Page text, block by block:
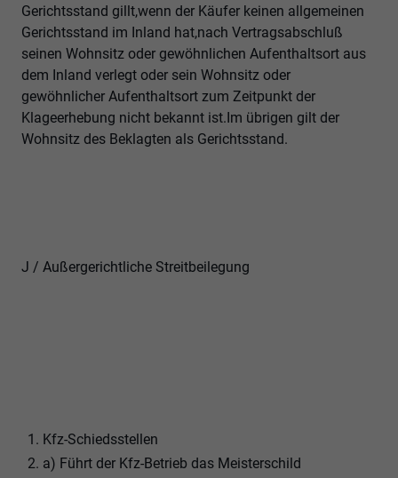
Gerichtsstand gillt,wenn der Käufer keinen allgemeinen
Gerichtsstand im Inland hat,nach Vertragsabschluß
seinen Wohnsitz oder gewöhnlichen Aufenthaltsort aus
dem Inland verlegt oder sein Wohnsitz oder
gewöhnlicher Aufenthaltsort zum Zeitpunkt der
Klageerhebung nicht bekannt ist.Im übrigen gilt der
Wohnsitz des Beklagten als Gerichtsstand.
J / Außergerichtliche Streitbeilegung
Kfz-Schiedsstellen
a) Führt der Kfz-Betrieb das Meisterschild